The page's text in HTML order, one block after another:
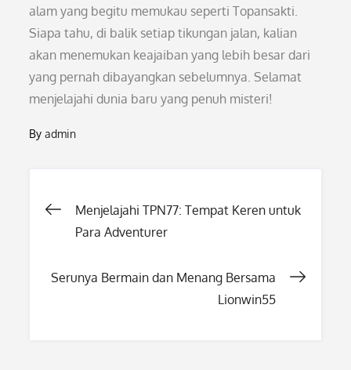
alam yang begitu memukau seperti Topansakti.
Siapa tahu, di balik setiap tikungan jalan, kalian
akan menemukan keajaiban yang lebih besar dari
yang pernah dibayangkan sebelumnya. Selamat
menjelajahi dunia baru yang penuh misteri!
Byadmin
Post
Menjelajahi TPN77: Tempat Keren untuk
Para Adventurer
Serunya Bermain dan Menang Bersama
Lionwin55